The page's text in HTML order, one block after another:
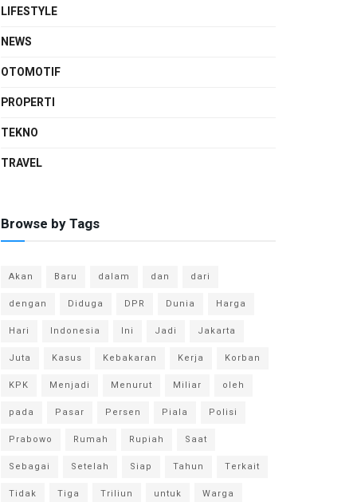
LIFESTYLE
NEWS
OTOMOTIF
PROPERTI
TEKNO
TRAVEL
Browse by Tags
Akan Baru dalam dan
dari
dengan
Diduga DPR Dunia
Harga
Hari
Indonesia Ini Jadi
Jakarta
Juta
Kasus Kebakaran Kerja
Korban
KPK
Menjadi Menurut Miliar
oleh
pada
Pasar Persen Piala
Polisi
Prabowo
Rumah Rupiah
Saat
Sebagai
Setelah Siap Tahun
Terkait
Tidak
Tiga Triliun untuk Warga